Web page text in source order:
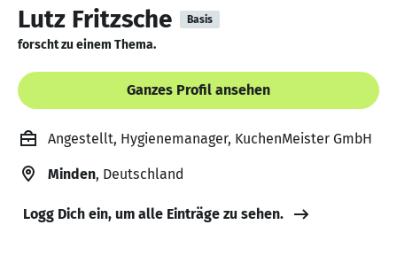
Lutz Fritzsche Basis
forscht zu einem Thema.
Ganzes Profil ansehen
Angestellt, Hygienemanager, KuchenMeister GmbH
Minden, Deutschland
Logg Dich ein, um alle Einträge zu sehen.